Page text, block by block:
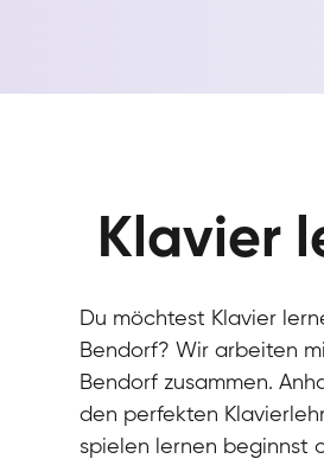
Klavier
Du möchtest Klavier
Bendorf? Wir arbeiten
Bendorf zusammen.
den perfekten
spielen lernen beginnst